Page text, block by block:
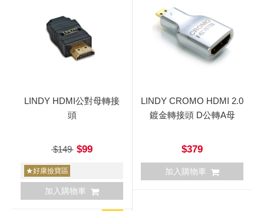
LINDY HDMI公對母轉接
頭
$149 $99
★好康撿寶區
加入購物車
LINDY CROMO HDMI 2.0
鍍金轉接頭 D公轉A母
$379
加入購物車